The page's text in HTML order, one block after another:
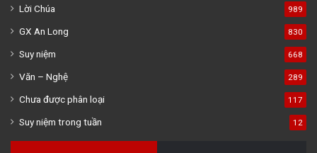
Lời Chúa 989
GX An Long 830
Suy niệm 668
Văn – Nghệ 289
Chưa được phân loại 117
Suy niệm trong tuần 12